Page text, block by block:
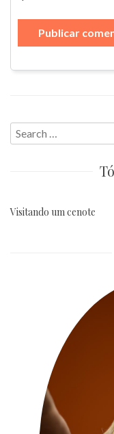
Search
for:
Visitando um cenote